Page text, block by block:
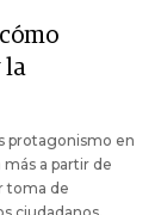
la
protagonismo en
a partir de
toma de